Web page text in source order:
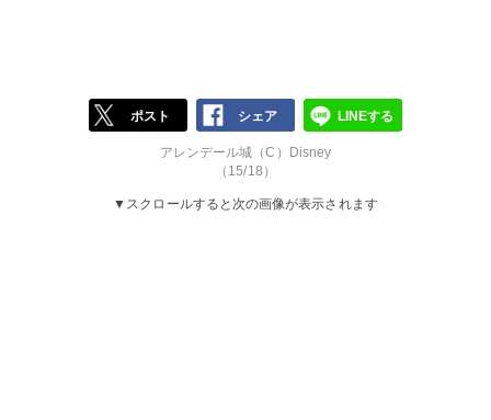
ポスト シェア LINEする
アレンデール城（C）Disney
（15/18）
▼スクロールすると次の画像が表示されます